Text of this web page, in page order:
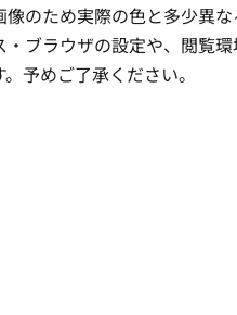
のため実際の色と多少異な
・ブラウザの設定や、閲覧
予めご了承ください。